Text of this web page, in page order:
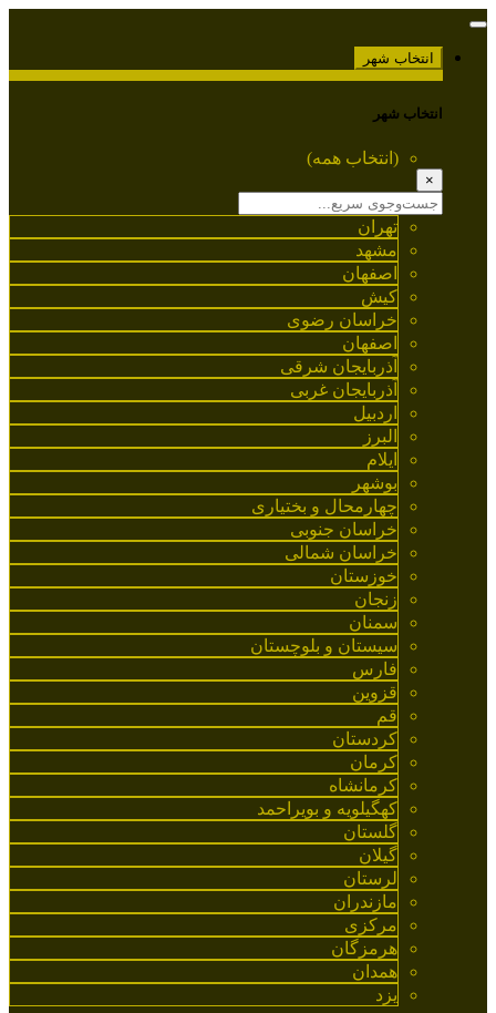
انتخاب شهر
انتخاب شهر
(انتخاب همه)
×
تهران
مشهد
اصفهان
کیش
خراسان رضوی
اصفهان
آذربایجان شرقی
آذربایجان غربی
اردبیل
البرز
ایلام
بوشهر
چهارمحال و بختیاری
خراسان جنوبی
خراسان شمالی
خوزستان
زنجان
سمنان
سیستان و بلوچستان
فارس
قزوین
قم
کردستان
کرمان
کرمانشاه
کهگیلویه و بویراحمد
گلستان
گیلان
لرستان
مازندران
مرکزی
هرمزگان
همدان
یزد